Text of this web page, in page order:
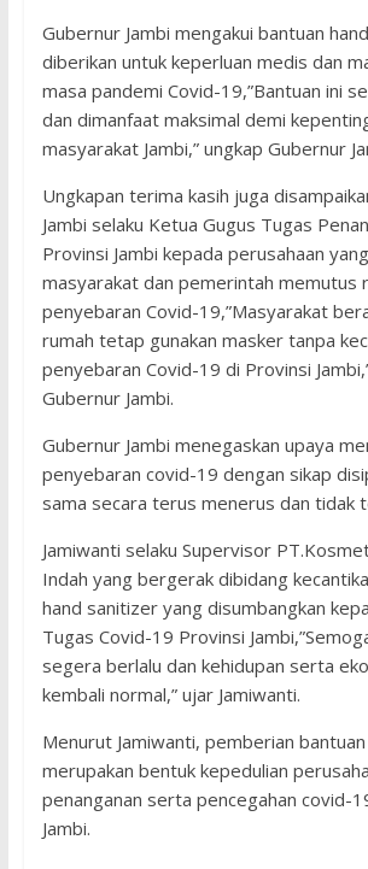
Gubernur Jambi mengakui bantuan
diberikan untuk keperluan medis dan
masa pandemi Covid-19,”Bantuan ini
dan dimanfaat maksimal demi
masyarakat Jambi,” ungkap Gubernur
Ungkapan terima kasih juga
Jambi selaku Ketua Gugus Tugas
Provinsi Jambi kepada perusahaan
masyarakat dan pemerintah memutus
penyebaran Covid-19,”Masyarakat
rumah tetap gunakan masker tanpa
penyebaran Covid-19 di Provinsi
Gubernur Jambi.
Gubernur Jambi menegaskan upaya
penyebaran covid-19 dengan sikap
sama secara terus menerus dan tidak
Jamiwanti selaku Supervisor
Indah yang bergerak dibidang
hand sanitizer yang disumbangkan
Tugas Covid-19 Provinsi
segera berlalu dan kehidupan serta
kembali normal,” ujar Jamiwanti.
Menurut Jamiwanti, pemberian
merupakan bentuk kepedulian
penanganan serta pencegahan covid-
Jambi.